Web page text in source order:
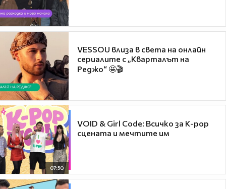
VESSOU влиза в света на онлайн
сериалите с „Кварталът на
Реджо“ 🤩🎬
07:50
VOID & Girl Code: Всичко за K-pop
сцената и мечтите им